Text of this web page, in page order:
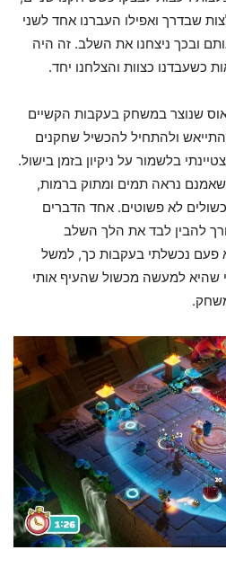
שבדרך ואפילו העברנו אחד לשני
ובכך ניצחנו את השלב. זה היה
כשעבדנו כצוות והצלחנו יחד.
שנוצר במשחק בעקבות הקשיים
ולהתחיל להכשיל שחקנים
בלשמור על ניקיון בזמן בישול.
נראה תמים ומתוק ברמות,
לא פשוטים. אחד הדברים
להבין לבד את הלך השלב
פעם נכשלתי בעקבות כך, למשל
שהיא למעשה מכשול שהעיף אותי